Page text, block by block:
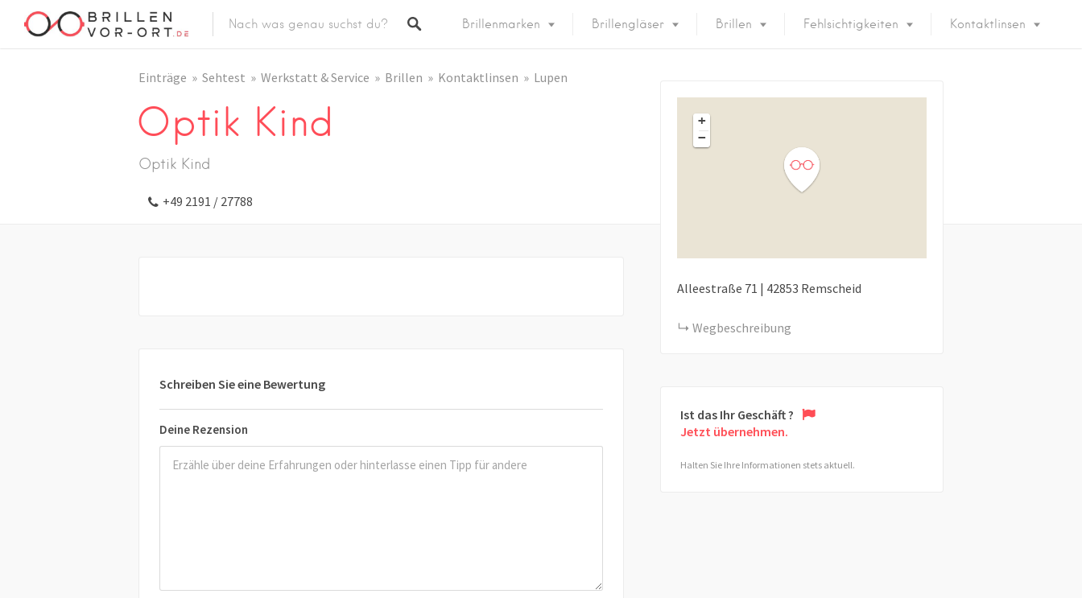
Brillenmarken Brillengläser Brillen Fehlsichtigkeiten Kontaktlinsen
Einträge Sehtest Werkstatt & Service Brillen Kontaktlinsen Lupen
Optik Kind
Optik Kind
+49 2191 / 27788
Schreiben Sie eine Bewertung
Deine Rezension
+
−
Alleestraße 71 | 42853 Remscheid
Wegbeschreibung
Ist das Ihr Geschäft ?
Jetzt übernehmen.
Halten Sie Ihre Informationen stets aktuell.